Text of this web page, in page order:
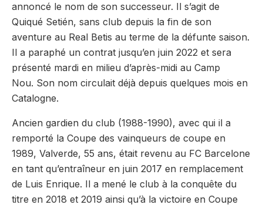
annoncé le nom de son successeur. Il s’agit de
Quiqué Setién, sans club depuis la fin de son
aventure au Real Betis au terme de la défunte saison.
Il a paraphé un contrat jusqu’en juin 2022 et sera
présenté mardi en milieu d’après-midi au Camp
Nou. Son nom circulait déjà depuis quelques mois en
Catalogne.
Ancien gardien du club (1988-1990), avec qui il a
remporté la Coupe des vainqueurs de coupe en
1989, Valverde, 55 ans, était revenu au FC Barcelone
en tant qu’entraîneur en juin 2017 en remplacement
de Luis Enrique. Il a mené le club à la conquête du
titre en 2018 et 2019 ainsi qu’à la victoire en Coupe